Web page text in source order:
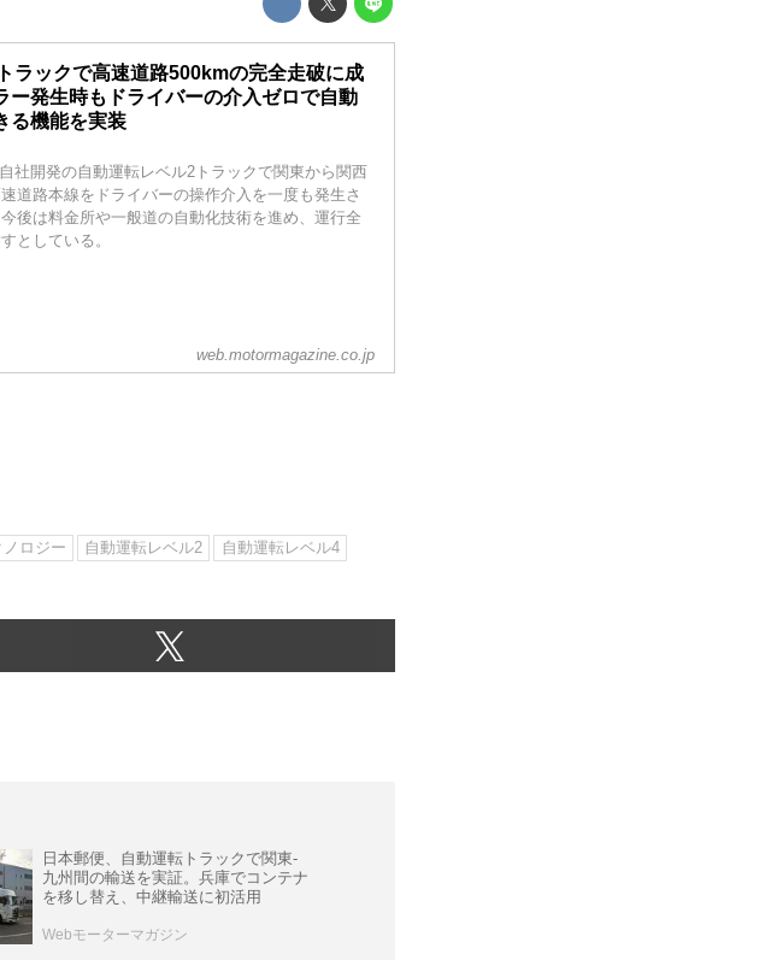
ラックで高速道路500kmの完全走破に成
ー発生時もドライバーの介入ゼロで自動
る機能を実装
社開発の自動運転レベル2トラックで関東から関西
道路本線をドライバーの操作介入を一度も発生さ
後は料金所や一般道の自動化技術を進め、運行全
としている。
web.motormagazine.co.jp
ノロジー 自動運転レベル2
自動運転レベル4
日本郵便、自動運転トラックで関東-
九州間の輸送を実証。兵庫でコンテナ
を移し替え、中継輸送に初活用
Webモーターマガジン